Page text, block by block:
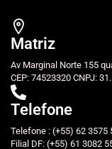
Matriz
Av Marginal Norte 155
CEP: 74523320 CNPJ:
Telefone
Telefone : (+55) 62 3575
Filial DF: (+55) 61 3082